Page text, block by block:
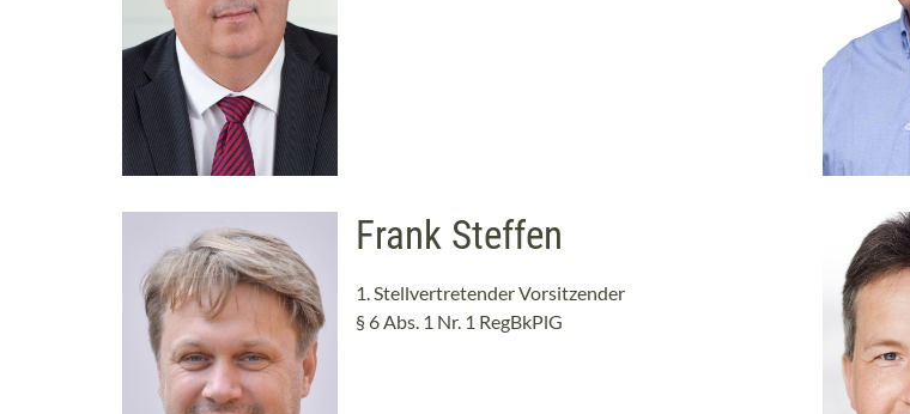
Frank Steffen
1. Stellvertretender Vorsitzender
§ 6 Abs. 1 Nr. 1 RegBkPlG